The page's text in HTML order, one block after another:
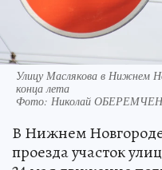
Улицу Маслякова в Нижнем
конца лета
Фото: Николай
В Нижнем Новгороде
проезда участок